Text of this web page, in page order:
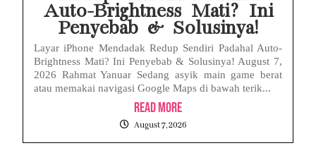
Auto-Brightness Mati? Ini
Penyebab & Solusinya!
Layar iPhone Mendadak Redup Sendiri Padahal Auto-
Brightness Mati? Ini Penyebab & Solusinya! August 7,
2026 Rahmat Yanuar Sedang asyik main game berat
atau memakai navigasi Google Maps di bawah terik...
Read More
August 7, 2026